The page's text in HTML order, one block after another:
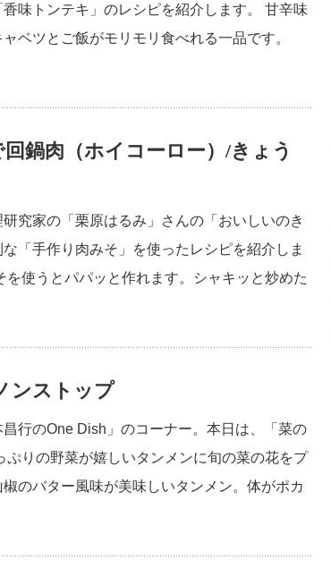
味トンテキ」のレシピを紹介します。 甘辛味
ベツとご飯がモリモリ食べれる一品です。
鍋肉（ホイコーロー）/きょう
究家の「栗原はるみ」さんの「おいしいのき
「手作り肉みそ」を使ったレシピを紹介しま
使うとパパッと作れます。シャキッと炒めた
ンストップ
行のOne Dish」のコーナー。本日は、「菜の
りの野菜が嬉しいタンメンに旬の菜の花をプ
のバター風味が美味しいタンメン。体がポカ